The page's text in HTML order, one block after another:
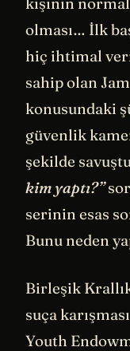
olması… İlk
hiç ihtimal
sahip olan
konusundaki
güvenlik
şekilde
kim yaptı?”
serinin esas
Bunu neden
Birleşik
suça
Youth